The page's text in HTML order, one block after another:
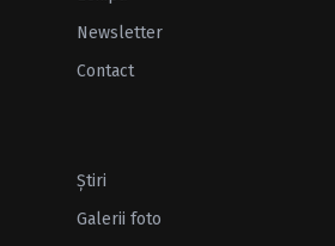
Newsletter
Contact
Ştiri
Galerii foto